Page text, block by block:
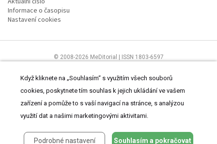
Informace o časopisu
Nastavení cookies
© 2008-2026 MeDitorial | ISSN 1803-6597
zdravotnictví.Čtěte prohlášeníaZásady zpracování osobních údajů
Když kliknete na „Souhlasím“ s využitím všech souborů
cookies, poskytnete tím souhlas k jejich ukládání ve vašem
zařízení a pomůže to s vaší navigací na stránce, s analýzou
využití dat a našimi marketingovými aktivitami.
Podrobné nastavení Souhlasím a pokračovat